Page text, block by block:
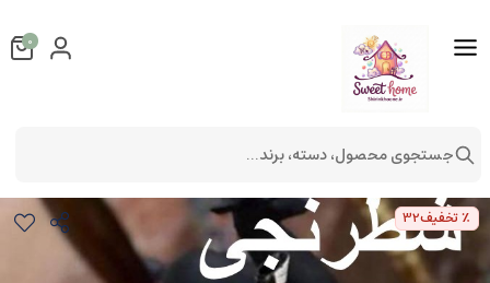
٪ تخفیف32
0
جستجوی محصول، دسته، برند...